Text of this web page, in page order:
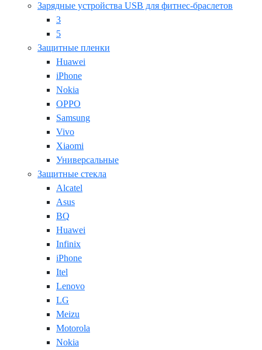
Зарядные устройства USB для фитнес-браслетов
3
5
Защитные пленки
Huawei
iPhone
Nokia
OPPO
Samsung
Vivo
Xiaomi
Универсальные
Защитные стекла
Alcatel
Asus
BQ
Huawei
Infinix
iPhone
Itel
Lenovo
LG
Meizu
Motorola
Nokia